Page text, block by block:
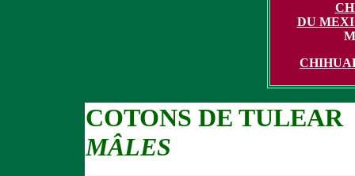
DU
COTONS DE TULEAR
MÂLES